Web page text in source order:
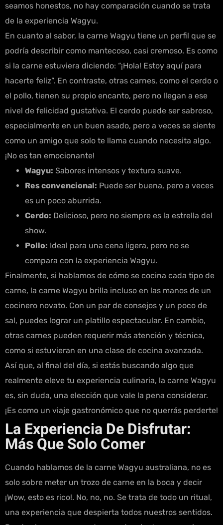
seamos honestos, no hay comparación cuando se trata
de la experiencia Wagyu.
En cuanto al sabor, la carne Wagyu tiene un perfil que se
podría describir como mantecoso, casi cremoso. Es como
si la carne estuviera diciendo: “¡Hola! Estoy aquí para
hacerte feliz”. En contraste, otras carnes, como el cerdo o
el pollo, tienen su propio encanto, pero no llegan a ese
nivel de felicidad gustativa. El cerdo puede ser sabroso,
especialmente en un buen asado, pero a veces se siente
como un amigo que solo te llama cuando necesita algo.
¡No es tan emocionante!
Wagyu: Sabores intensos y textura suave.
Res convencional: Puede ser buena, pero a veces
es un poco aburrida.
Cerdo: Delicioso, pero no siempre es la estrella del
show.
Pollo: Ideal para una cena ligera, pero no se
compara con la experiencia Wagyu.
Finalmente, si hablamos de cómo se cocina cada tipo de
carne, la carne Wagyu brilla incluso en las manos de un
cocinero novato. Con un par de consejos y un poco de
sal, puedes lograr un platillo espectacular. En cambio,
otras carnes pueden requerir más atención y técnica,
como si estuvieran en una clase de cocina avanzada.
Así que, al final del día, si estás buscando algo que
realmente eleve tu experiencia culinaria, la carne Wagyu
es, sin duda, una elección que vale la pena considerar.
¡Es como un viaje gastronómico que no querrás perderte!
La Experiencia De Disfrutar:
Más Que Solo Comer
Cuando hablamos de la carne Wagyu australiana, no es
solo sobre meter un trozo de carne en la boca y decir
¡Wow, esto es rico!. No, no, no. Se trata de todo un ritual,
una experiencia que despierta todos nuestros sentidos.